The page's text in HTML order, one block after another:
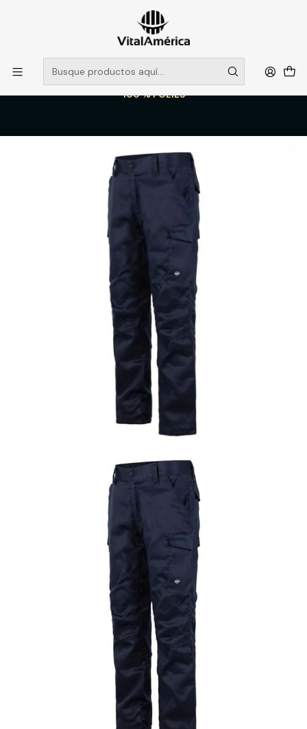
POR SISTEMA FRONTAL SOLO RETIROS EN TIENDA, DESDE
MUCHAS GRACIAS +569 5956 2237
Leer más
Catálogo
VESTIMENTA TECNICA Y CORPORATIVA
PANTALONES DE TRABAJO
PANTALON CARGO GABARDINA AZUL T/M PRACTICAL LINE HOMBRE
100 % POLIES